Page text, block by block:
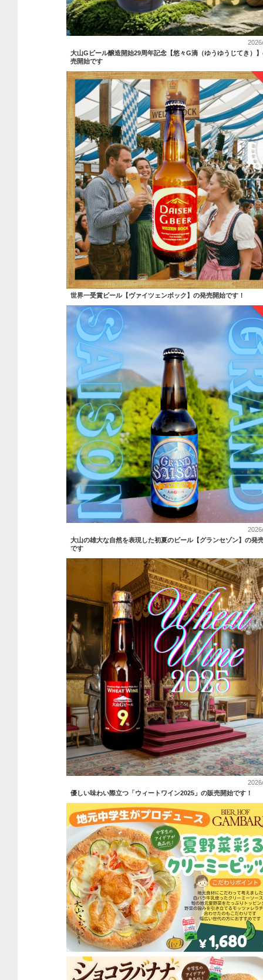
大山Gビール醸造開始29周年記念【悠々G滴（ゆうゆうじてき）
売開始です
世界一受賞ビール【ヴァイツェンボック】の発売開始です！
大山の雄大な自然を表現した初夏のビール【グランセゾン】の発
です
優しい味わい際立つ「ウィートワイン2025」の販売開始です！